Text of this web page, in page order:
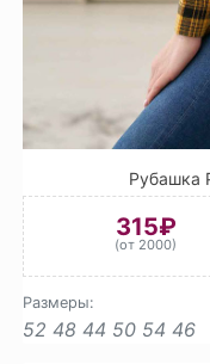
Рубашка
315₽
(от 2000)
Размеры:
52 48 44 50 54 46